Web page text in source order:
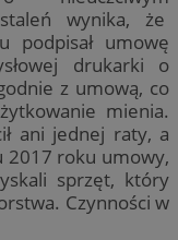
wynika, że
podpisał umowę
drukarki o
z umową, co
mienia.
ani jednej raty, a
2017 roku umowy,
sprzęt, który
Czynności w